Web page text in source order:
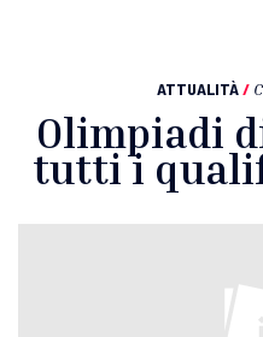
ATTUALITÀ/
Olimpiadi
tutti i